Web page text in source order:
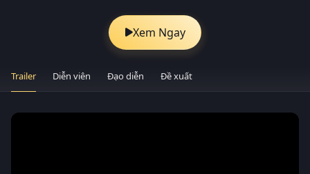
Xem Ngay
Trailer Diễn viên Đạo diễn Đề xuất